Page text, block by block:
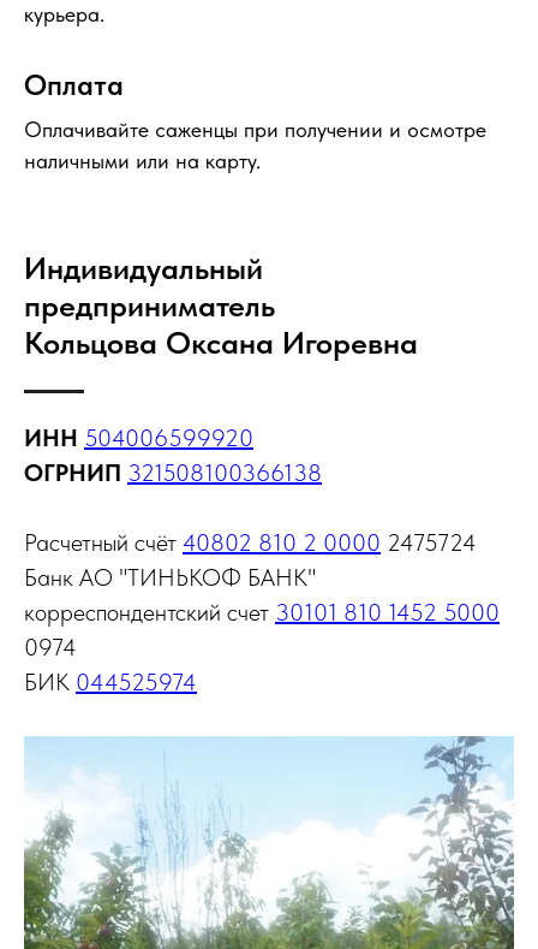
курьера.
Оплата
Оплачивайте саженцы при получении и осмотре
наличными или на карту.
Индивидуальный
предприниматель
Кольцова Оксана Игоревна
ИНН 504006599920
ОГРНИП 321508100366138
Расчетный счёт 40802 810 2 0000 2475724
Банк АО "ТИНЬКОФ БАНК"
корреспондентский счет 30101 810 1452 5000
0974
БИК 044525974